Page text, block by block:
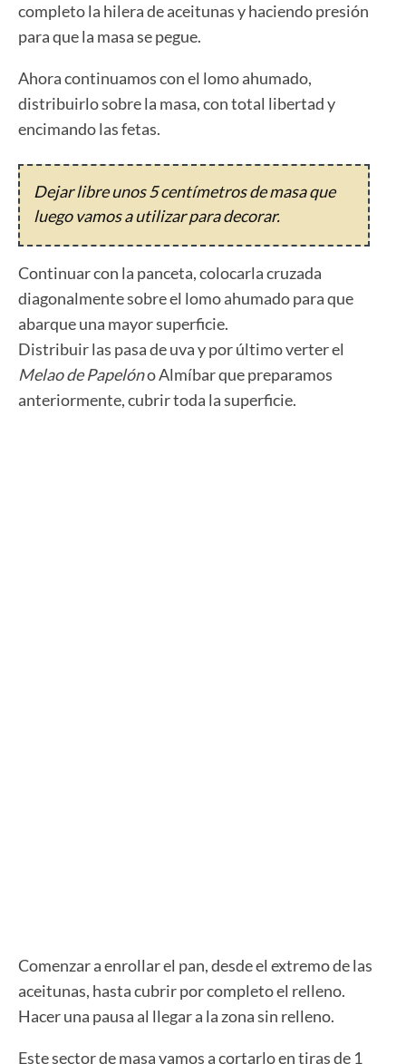
completo la hilera de aceitunas y haciendo presión
para que la masa se pegue.
Ahora continuamos con el lomo ahumado,
distribuirlo sobre la masa, con total libertad y
encimando las fetas.
Dejar libre unos 5 centímetros de masa que
luego vamos a utilizar para decorar.
Continuar con la panceta, colocarla cruzada
diagonalmente sobre el lomo ahumado para que
abarque una mayor superficie.
Distribuir las pasa de uva y por último verter el
Melao de Papelóno Almíbar que preparamos
anteriormente, cubrir toda la superficie.
Comenzar a enrollar el pan, desde el extremo de las
aceitunas, hasta cubrir por completo el relleno.
Hacer una pausa al llegar a la zona sin relleno.
Este sector de masa vamos a cortarlo en tiras de 1